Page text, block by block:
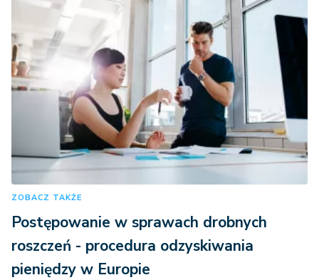
ZOBACZ TAKŻE
Postępowanie w sprawach drobnych
roszczeń - procedura odzyskiwania
pieniędzy w Europie